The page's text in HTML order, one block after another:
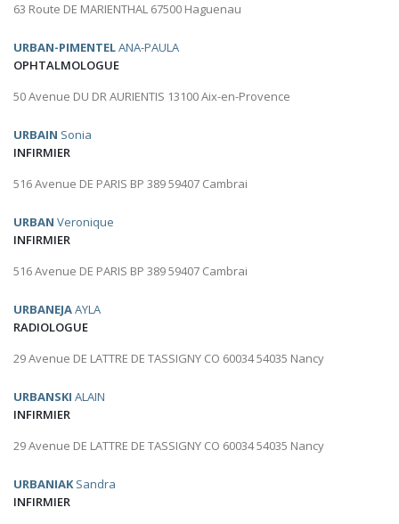
63 Route DE MARIENTHAL 67500 Haguenau
URBAN-PIMENTELANA-PAULA
OPHTALMOLOGUE
50 Avenue DU DR AURIENTIS 13100 Aix-en-Provence
URBAIN Sonia
INFIRMIER
516 Avenue DE PARIS BP 389 59407 Cambrai
URBAN Veronique
INFIRMIER
516 Avenue DE PARIS BP 389 59407 Cambrai
URBANEJAAYLA
RADIOLOGUE
29 Avenue DE LATTRE DE TASSIGNY CO 60034 54035 Nancy
URBANSKI ALAIN
INFIRMIER
29 Avenue DE LATTRE DE TASSIGNY CO 60034 54035 Nancy
URBANIAKSandra
INFIRMIER